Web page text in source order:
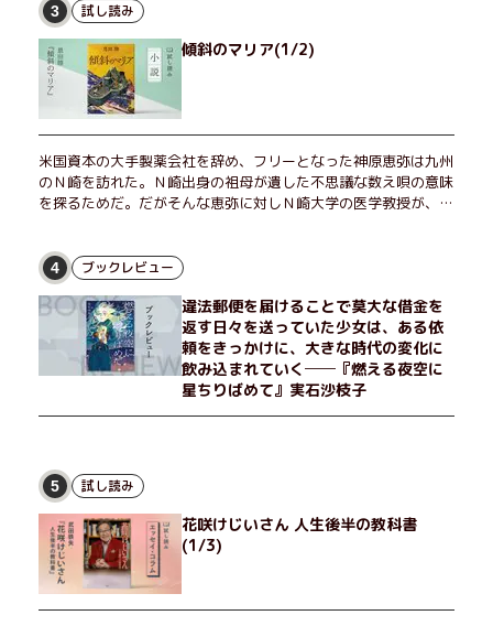
3 試し読み
傾斜のマリア(1/2)
米国資本の大手製薬会社を辞め、フリーとなった神原恵弥は九州
のＮ崎を訪れた。Ｎ崎出身の祖母が遺した不思議な数え唄の意味
を探るためだ。だがそんな恵弥に対しＮ崎大学の医学教授が、米
恵弥は、まるで影のような存在の博士とまみえることはできるの
か？ そして、唄の歌詞「かたむくマリア」に込められた秘密と
は？ 謎めいたラストが鮮烈な余韻を残すシリーズ第四作！
4 ブックレビュー
違法郵便を届けることで莫大な借金を
返す日々を送っていた少女は、ある依
頼をきっかけに、大きな時代の変化に
飲み込まれていく──『燃える夜空に
星ちりばめて』実石沙枝子
5 試し読み
花咲けじいさん 人生後半の教科書
(1/3)